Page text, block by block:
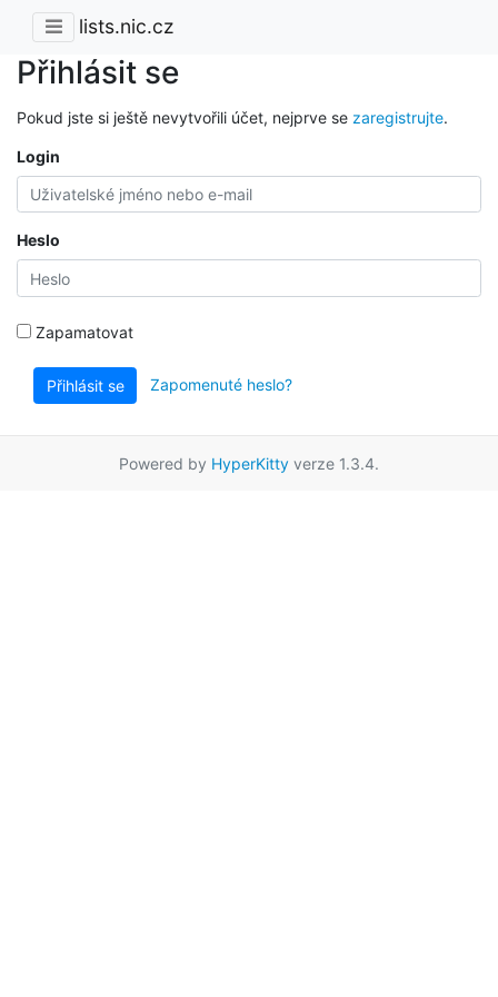
lists.nic.cz
Přihlásit se
Pokud jste si ještě nevytvořili účet, nejprve se zaregistrujte.
Login
Heslo
Zapamatovat
Přihlásit se Zapomenuté heslo?
Powered by HyperKitty verze 1.3.4.